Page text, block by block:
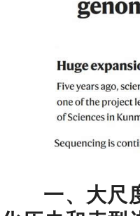
一、大尺